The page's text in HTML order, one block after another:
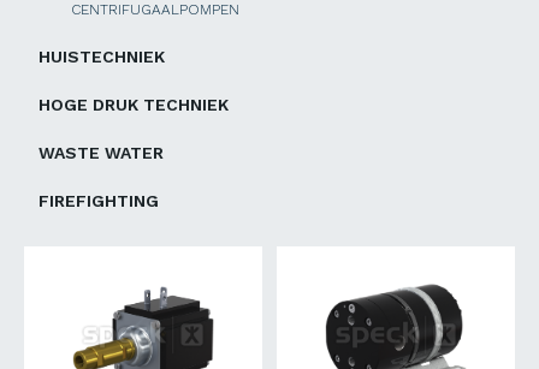
CENTRIFUGAALPOMPEN
HUISTECHNIEK
HOGE DRUK TECHNIEK
WASTE WATER
FIREFIGHTING